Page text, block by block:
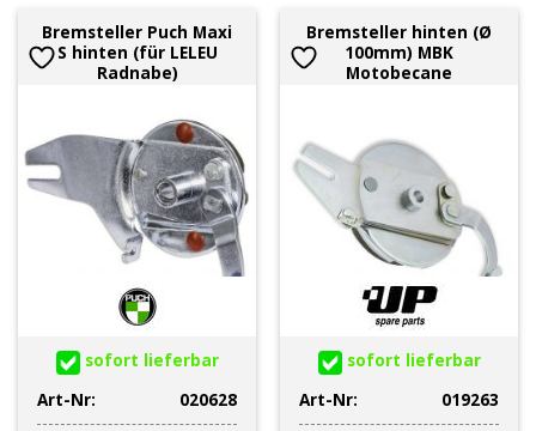
Bremsteller Puch Maxi
S hinten (für LELEU
Radnabe)
sofort lieferbar
Art-Nr:
020628
Bremsteller hinten (Ø
100mm) MBK
Motobecane
sofort lieferbar
Art-Nr:
019263